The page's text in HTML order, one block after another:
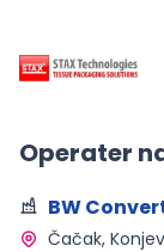
Operater
BW
Čačak,